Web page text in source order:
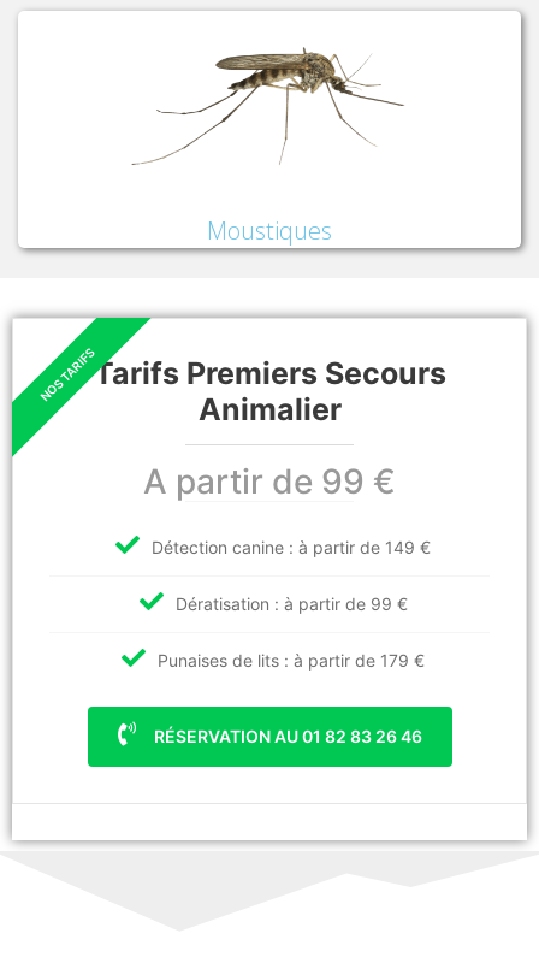
Moustiques
Tarifs Premiers Secours
Animalier
A partir de 99 €
Détection canine : à partir de 149 €
Dératisation : à partir de 99 €
Punaises de lits : à partir de 179 €
RÉSERVATION AU 01 82 83 26 46